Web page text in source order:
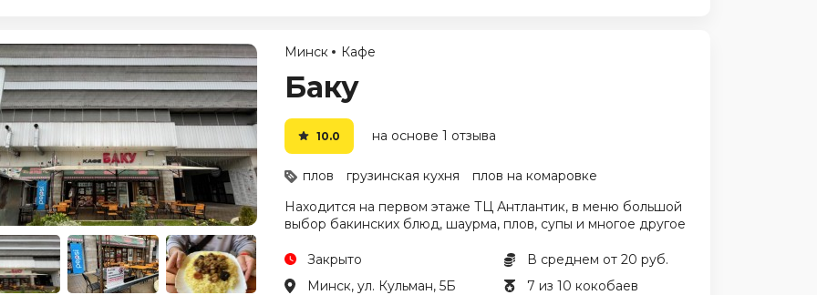
Минск Кафе
Баку
10.0 на основе 1 отзыва
плов грузинская кухня
плов на комаровке
Находится на первом этаже ТЦ Антлантик, в меню большой
выбор бакинских блюд, шаурма, плов, супы и многое другое
Закрыто
В среднем от 20 руб.
Минск, ул. Кульман, 5Б
7 из 10 кокобаев